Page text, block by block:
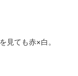
見ても赤×白。